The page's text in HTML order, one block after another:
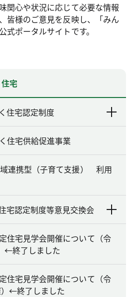
関心や状況に応じて必要な情報
皆様のご意見を反映し、「みん
式ポータルサイトです。
宅
住宅認定制度
住宅供給促進事業
域連携型（子育て支援） 利用
宅認定制度等意見交換会
住宅見学会開催について（令
←終了しました
住宅見学会開催について（令
←終了しました